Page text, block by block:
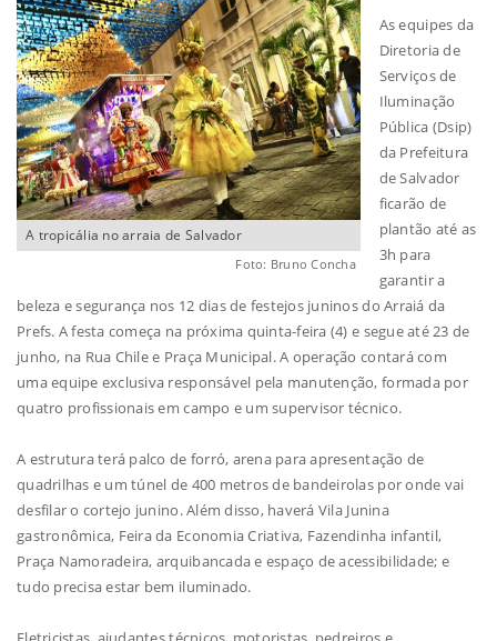
A tropicália no arraia de Salvador
Foto: Bruno Concha
As equipes da
Diretoria de
Serviços de
Iluminação
Pública (Dsip)
da Prefeitura
de Salvador
ficarão de
plantão até as
3h para
garantir a
beleza e segurança nos 12 dias de festejos juninos do Arraiá da
Prefs. A festa começa na próxima quinta-feira (4) e segue até 23 de
junho, na Rua Chile e Praça Municipal. A operação contará com
uma equipe exclusiva responsável pela manutenção, formada por
quatro profissionais em campo e um supervisor técnico.
A estrutura terá palco de forró, arena para apresentação de
quadrilhas e um túnel de 400 metros de bandeirolas por onde vai
desfilar o cortejo junino. Além disso, haverá Vila Junina
gastronômica, Feira da Economia Criativa, Fazendinha infantil,
Praça Namoradeira, arquibancada e espaço de acessibilidade; e
tudo precisa estar bem iluminado.